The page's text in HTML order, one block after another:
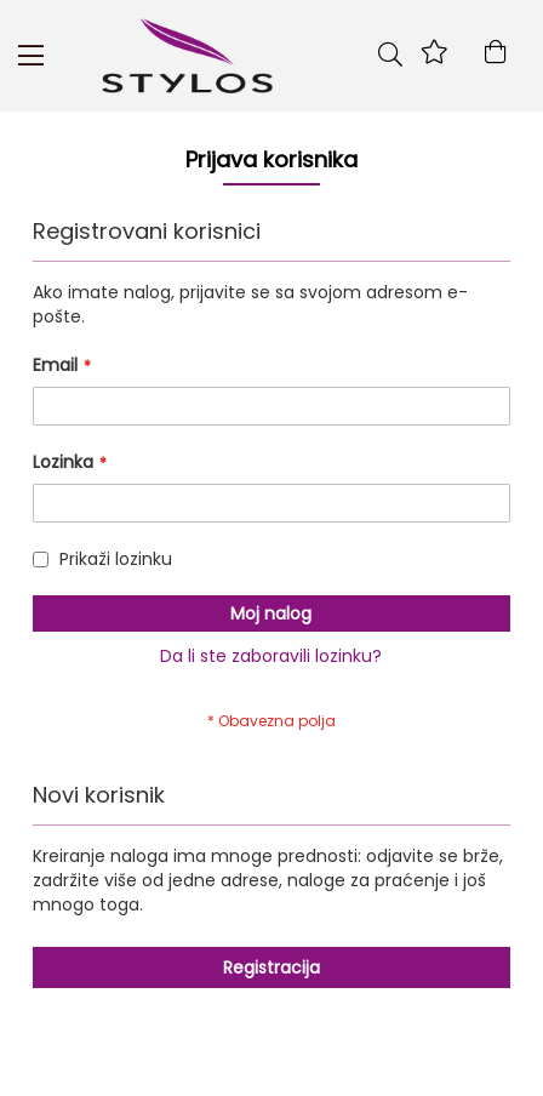
Skip
Prijava korisnika
Registrovani korisnici
Ako imate nalog, prijavite se sa svojom adresom e-
pošte.
Email
Lozinka
Prikaži lozinku
Moj nalog
Da li ste zaboravili lozinku?
Novi korisnik
Kreiranje naloga ima mnoge prednosti: odjavite se brže,
zadržite više od jedne adrese, naloge za praćenje i još
mnogo toga.
Registracija